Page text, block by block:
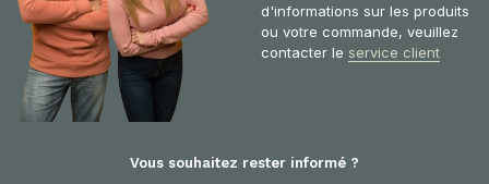
d'informations sur les produits
ou votre commande, veuillez
contacter le service client
Vous souhaitez rester informé ?